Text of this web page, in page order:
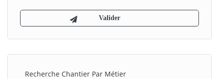
Recherche Chantier Par Métier